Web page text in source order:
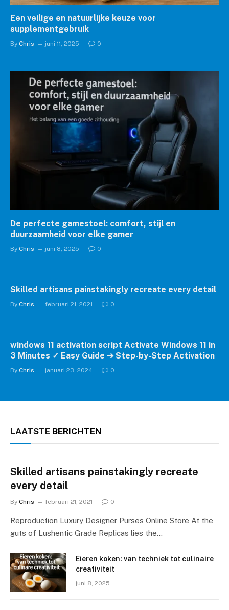
Een veilige en natuurlijke keuze voor
supplementgebruik
By Chris juni 11, 2025 0
De perfecte gamestoel: comfort, stijl en
duurzaamheid voor elke gamer
By Chris juni 8, 2025 0
Skilled artisans painstakingly recreate every detail
By Chris februari 21, 2021 0
windows 11 activation script Activate Windows 11 in
3 Minutes ✓ Easy Guide ➔ Step-by-Step Activation
By Chris januari 23, 2024 0
LAATSTE BERICHTEN
Skilled artisans painstakingly recreate
every detail
By Chris februari 21, 2021 0
Reproduction Luxury Designer Purses Online Store At the
guts of Lushentic Grade Replicas lies the…
Eieren koken: van techniek tot culinaire
creativiteit
juni 8, 2025